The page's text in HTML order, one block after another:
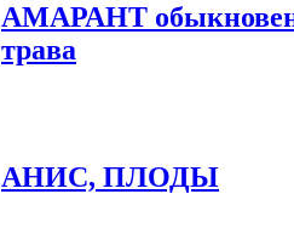
АМАРАНТ
трава
АНИС, ПЛОДЫ